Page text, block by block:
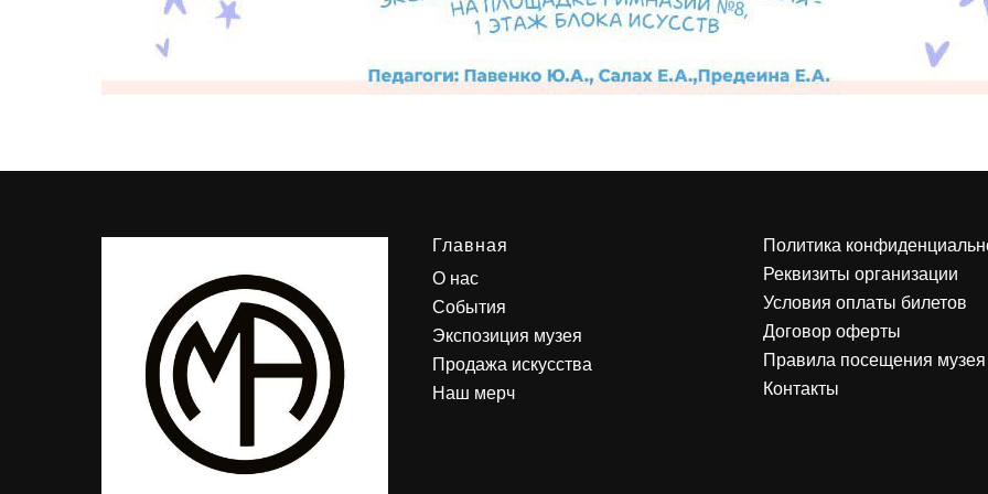
Главная
О нас
События
Экспозиция музея
Продажа искусства
Наш мерч
Политика
Реквизиты организации
Условия оплаты билетов
Договор оферты
Правила посещения музея
Контакты